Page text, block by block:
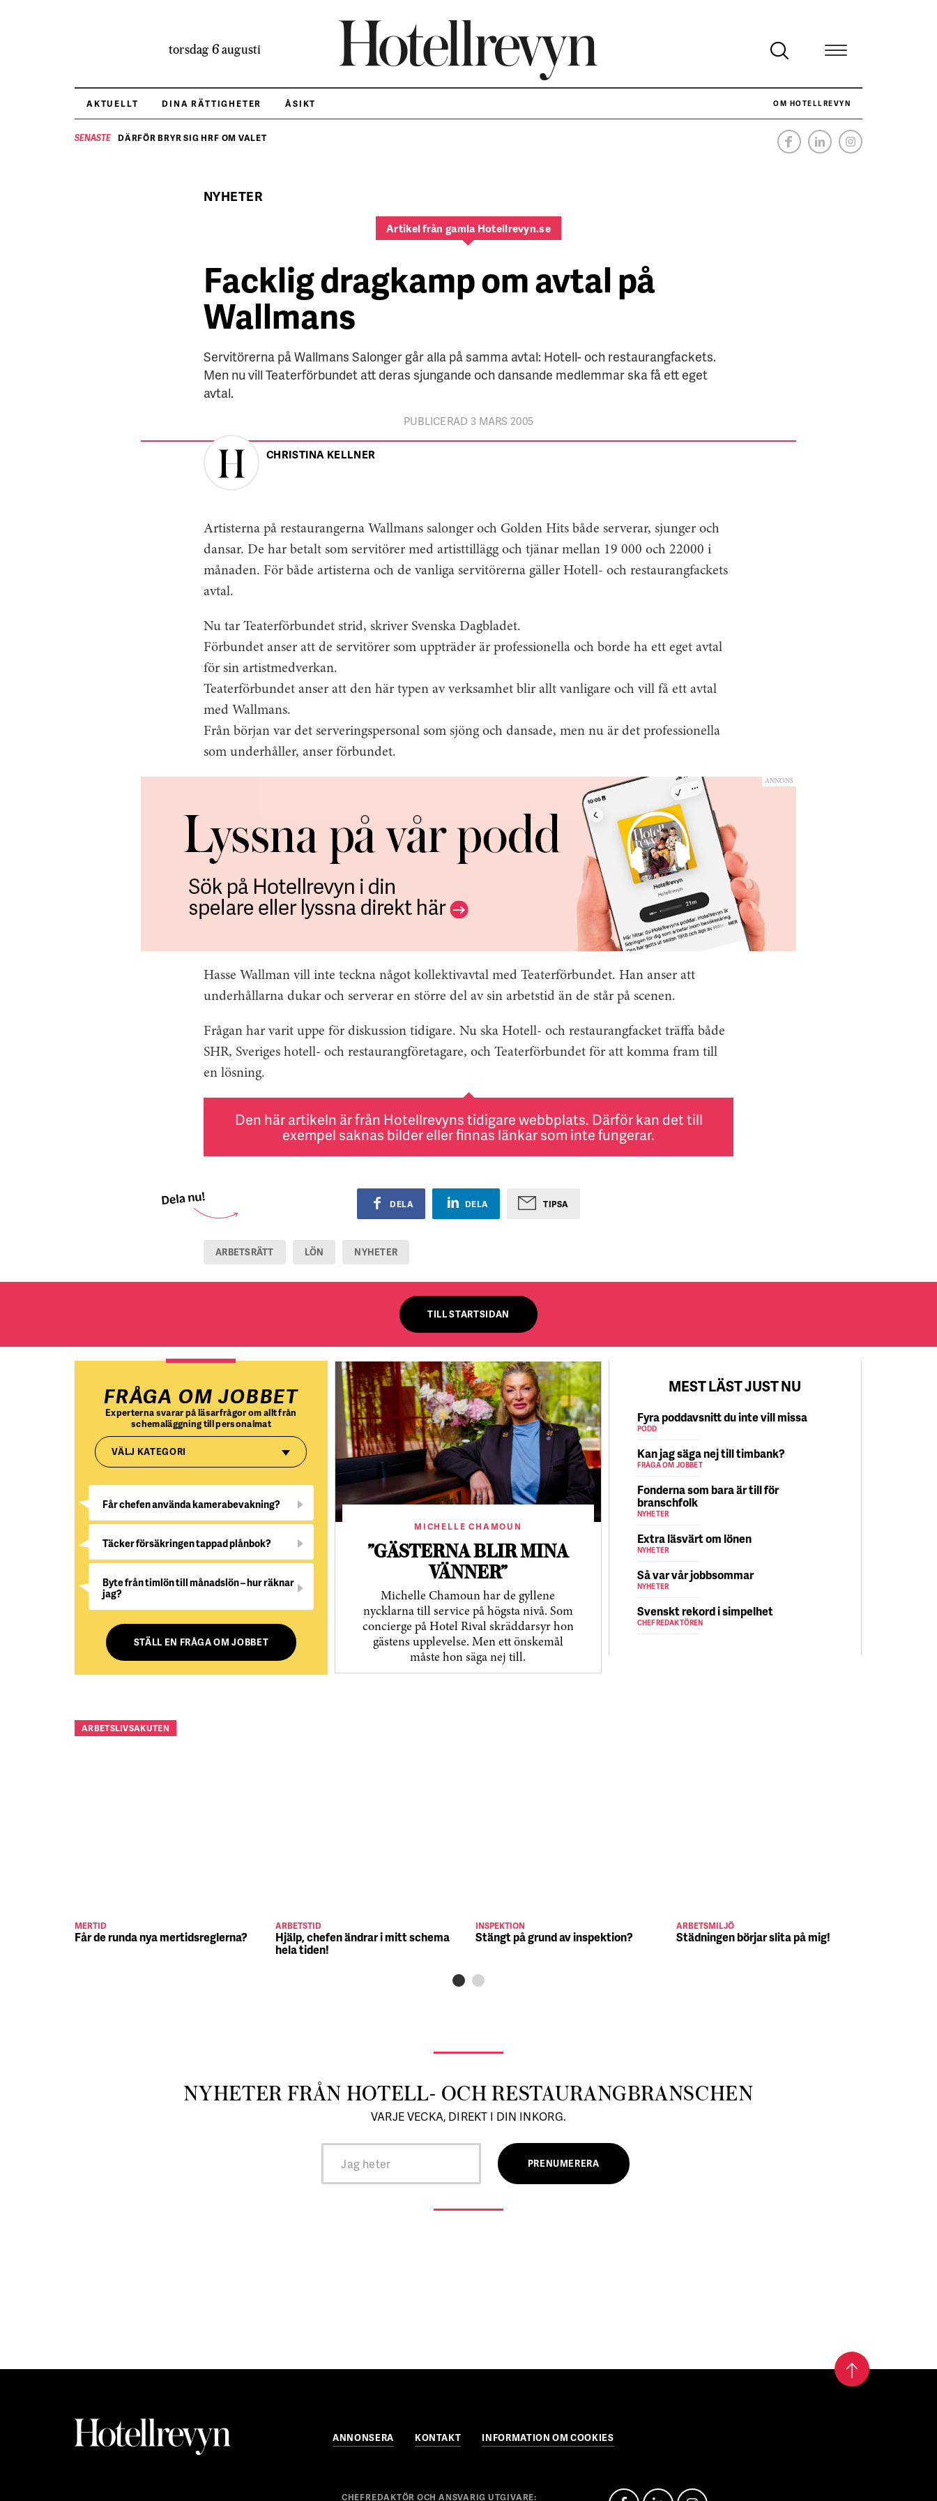
torsdag 6 augusti
AKTUELLT DINA RÄTTIGHETER ÅSIKT OM HOTELLREVYN
SENASTE DÄRFÖR BRYR SIG HRF OM VALET NÄR HOTELLREVYN SLOG SVENSKT REKORD I SIMPELHET
NYHETER
Artikel från gamla Hotellrevyn.se
Facklig dragkamp om avtal på
Wallmans
Servitörerna på Wallmans Salonger går alla på samma avtal: Hotell- och restaurangfackets.
Men nu vill Teaterförbundet att deras sjungande och dansande medlemmar ska få ett eget
avtal.
PUBLICERAD 3 MARS 2005
CHRISTINA KELLNER
Artisterna på restaurangerna Wallmans salonger och Golden Hits både serverar, sjunger och
dansar. De har betalt som servitörer med artisttillägg och tjänar mellan 19 000 och 22000 i
månaden. För både artisterna och de vanliga servitörerna gäller Hotell- och restaurangfackets
avtal.
Nu tar Teaterförbundet strid, skriver Svenska Dagbladet.
Förbundet anser att de servitörer som uppträder är professionella och borde ha ett eget avtal
för sin artistmedverkan.
Teaterförbundet anser att den här typen av verksamhet blir allt vanligare och vill få ett avtal
med Wallmans.
Från början var det serveringspersonal som sjöng och dansade, men nu är det professionella
som underhåller, anser förbundet.
ANNONS
Hasse Wallman vill inte teckna något kollektivavtal med Teaterförbundet. Han anser att
underhållarna dukar och serverar en större del av sin arbetstid än de står på scenen.
Frågan har varit uppe för diskussion tidigare. Nu ska Hotell- och restaurangfacket träffa både
SHR, Sveriges hotell- och restaurangföretagare, och Teaterförbundet för att komma fram till
en lösning.
Den här artikeln är från Hotellrevyns tidigare webbplats. Därför kan det till
exempel saknas bilder eller finnas länkar som inte fungerar.
DELA DELA TIPSA
ARBETSRÄTT LÖN NYHETER
TILL STARTSIDAN
FRÅGA OM JOBBET
Experterna svarar på läsarfrågor om allt från
schemaläggning till personalmat
VÄLJ KATEGORI
Får chefen använda kamerabevakning?
Täcker försäkringen tappad plånbok?
Byte från timlön till månadslön – hur räknar
jag?
STÄLL EN FRÅGA OM JOBBET
MICHELLE CHAMOUN
”GÄSTERNA BLIR MINA
VÄNNER”
Michelle Chamoun har de gyllene
nycklarna till service på högsta nivå. Som
concierge på Hotel Rival skräddarsyr hon
gästens upp­levelse. Men ett önskemål
måste hon säga nej till.
MEST LÄST JUST NU
Fyra poddavsnitt du inte vill missa
PODD
Kan jag säga nej till timbank?
FRÅGA OM JOBBET
Fonderna som bara är till för
branschfolk
NYHETER
Extra läsvärt om lönen
NYHETER
Så var vår jobbsommar
NYHETER
Svenskt rekord i simpelhet
CHEFREDAKTÖREN
ARBETSLIVSAKUTEN
MERTID
Får de runda nya mertidsreglerna?
ARBETSTID
Hjälp, chefen ändrar i mitt schema
hela tiden!
INSPEKTION
Stängt på grund av inspektion?
ARBETSMILJÖ
Städningen börjar slita på mig!
NYHETER FRÅN HOTELL- OCH RESTAURANGBRANSCHEN
VARJE VECKA, DIREKT I DIN INKORG.
ANNONSERA KONTAKT INFORMATION OM COOKIES
CHEFREDAKTÖR OCH ANSVARIG UTGIVARE: